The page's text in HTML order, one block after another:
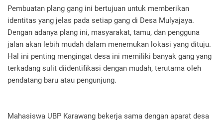
Pembuatan plang gang ini bertujuan untuk memberikan
identitas yang jelas pada setiap gang di Desa Mulyajaya.
Dengan adanya plang ini, masyarakat, tamu, dan pengguna
jalan akan lebih mudah dalam menemukan lokasi yang dituju.
Hal ini penting mengingat desa ini memiliki banyak gang yang
terkadang sulit diidentifikasi dengan mudah, terutama oleh
pendatang baru atau pengunjung.
Mahasiswa UBP Karawang bekerja sama dengan aparat desa